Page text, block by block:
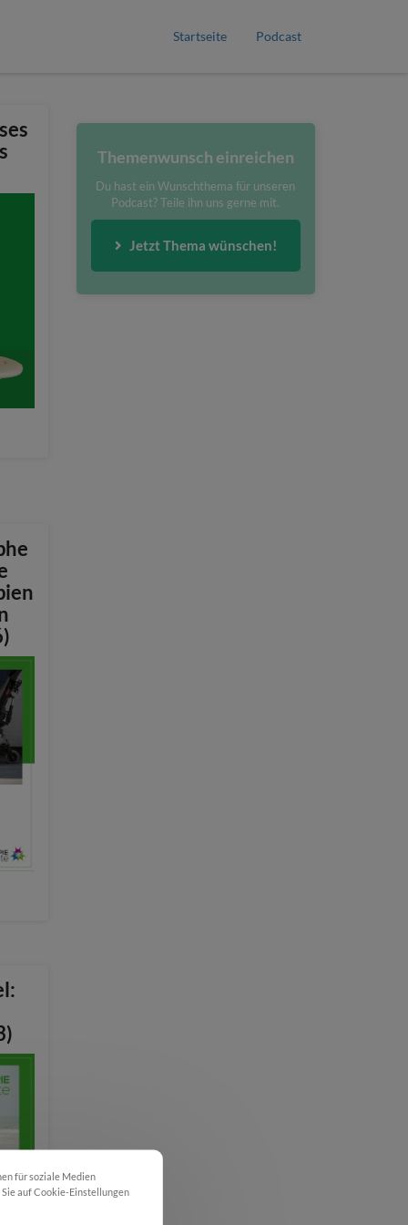
Startseite Podcast
Themenwunsch einreichen
Du hast ein Wunschthema für unseren
Podcast? Teile ihn uns gerne mit.
Jetzt Thema wünschen!
für soziale Medien
Sie auf Cookie-Einstellungen